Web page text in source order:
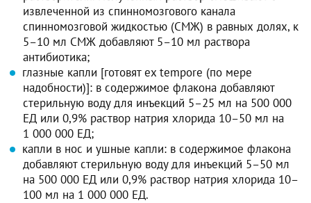
извлеченной из спинномозгового канала
спинномозговой жидкостью (СМЖ) в равных долях, к
5–10 мл СМЖ добавляют 5–10 мл раствора
антибиотика;
глазные капли [готовят ex tempore (по мере
надобности)]: в содержимое флакона добавляют
стерильную воду для инъекций 5–25 мл на 500 000
ЕД или 0,9% раствор натрия хлорида 10–50 мл на
1 000 000 ЕД;
капли в нос и ушные капли: в содержимое флакона
добавляют стерильную воду для инъекций 5–50 мл
на 500 000 ЕД или 0,9% раствор натрия хлорида 10–
100 мл на 1 000 000 ЕД.